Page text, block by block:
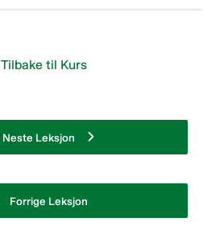
Forrige Leksjon
Tilbake til Kurs
Neste Leksjon